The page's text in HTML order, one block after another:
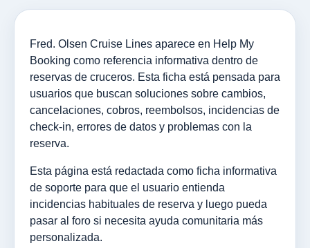
Fred. Olsen Cruise Lines aparece en Help My
Booking como referencia informativa dentro de
reservas de cruceros. Esta ficha está pensada para
usuarios que buscan soluciones sobre cambios,
cancelaciones, cobros, reembolsos, incidencias de
check-in, errores de datos y problemas con la
reserva.
Esta página está redactada como ficha informativa
de soporte para que el usuario entienda
incidencias habituales de reserva y luego pueda
pasar al foro si necesita ayuda comunitaria más
personalizada.